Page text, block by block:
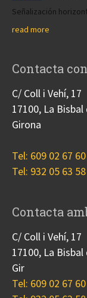
Señalización
read more
Contacta
C/ Coll i Vehí, 17
17100, La Bisbal
Girona
Tel: 609 02 67 60
Tel: 932 05 63 58
Contacta
C/ Coll i Vehí, 17
17100, La Bisbal
Gir
Tel: 609 02 67 60